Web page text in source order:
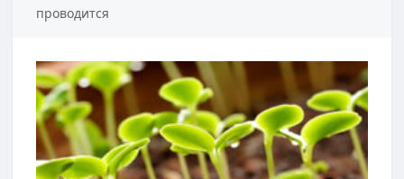
проводится